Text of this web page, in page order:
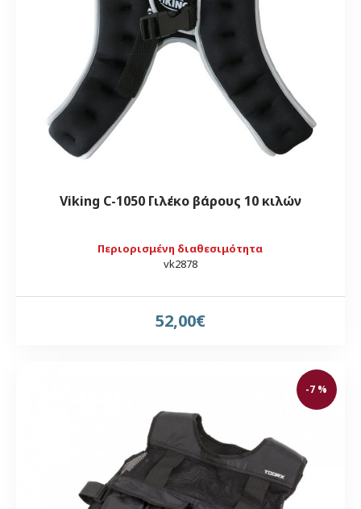
Περιορισμένη διαθεσιμότητα
vk2878
Viking C-1050 Γιλέκο βάρους 10 κιλών
52,00€
-7 %